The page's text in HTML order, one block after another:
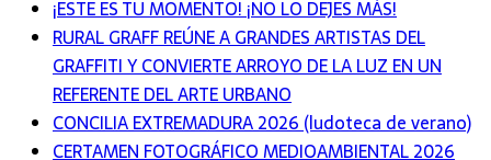
¡ESTE ES TU MOMENTO! ¡NO LO DEJES MÁS!
RURAL GRAFF REÚNE A GRANDES ARTISTAS DEL
GRAFFITI Y CONVIERTE ARROYO DE LA LUZ EN UN
REFERENTE DEL ARTE URBANO
CONCILIA EXTREMADURA 2026 (ludoteca de verano)
CERTAMEN FOTOGRÁFICO MEDIOAMBIENTAL 2026